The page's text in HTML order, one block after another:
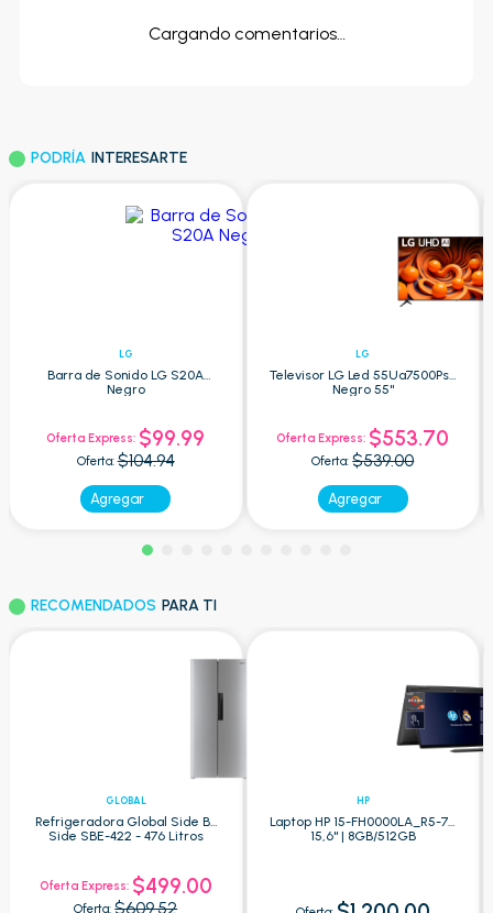
Cargando comentarios…
PODRÍA INTERESARTE
LG
Barra de Sonido LG S20A
Negro
Oferta Express: $99.99
Oferta: $104.94
Agregar
LG
Televisor LG Led 55Ua7500Psa
Negro 55"
Oferta Express: $553.70
Oferta: $539.00
Agregar
RECOMENDADOS PARA TI
GLOBAL
Refrigeradora Global Side By
Side SBE-422 - 476 Litros
Oferta Express: $499.00
Oferta: $609.52
HP
Laptop HP 15-FH0000LA_R5-7 -
15,6" | 8GB/512GB